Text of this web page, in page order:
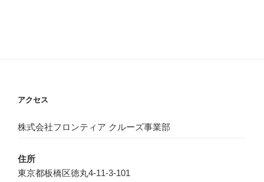
アクセス
株式会社フロンティア クルーズ事業部
住所
東京都板橋区徳丸4-11-3-101